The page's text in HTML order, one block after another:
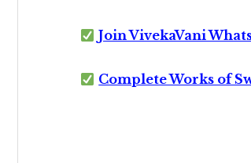
Join VivekaVani
Complete Works of